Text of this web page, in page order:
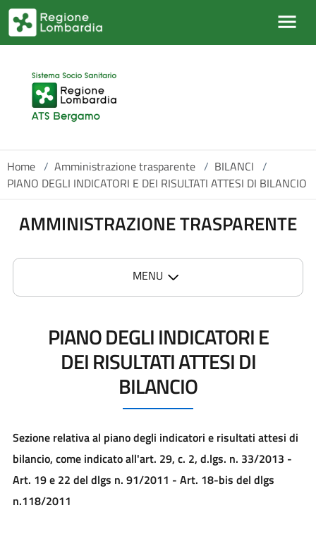
Salta al contenuto principale
Home / Amministrazione trasparente / BILANCI /
PIANO DEGLI INDICATORI E DEI RISULTATI ATTESI DI BILANCIO
AMMINISTRAZIONE TRASPARENTE
MENU
PIANO DEGLI INDICATORI E
DEI RISULTATI ATTESI DI
BILANCIO
Sezione relativa al piano degli indicatori e risultati attesi di
bilancio, come indicato all'art. 29, c. 2, d.lgs. n. 33/2013 -
Art. 19 e 22 del dlgs n. 91/2011 - Art. 18-bis del dlgs
n.118/2011